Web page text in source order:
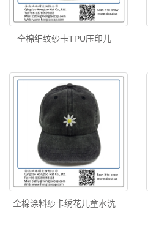
全棉细纹纱卡TPU压印儿
全棉涂料纱卡绣花儿童水洗